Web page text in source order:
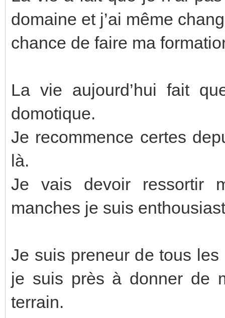
domaine et j’ai même
chance de faire ma
La vie aujourd’hui fait
domotique.
Je recommence certes
là.
Je vais devoir ressortir
manches je suis
Je suis preneur de tous
je suis près à donner de
terrain.